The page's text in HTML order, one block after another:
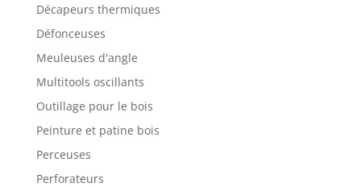
Décapeurs thermiques
Défonceuses
Meuleuses d'angle
Multitools oscillants
Outillage pour le bois
Peinture et patine bois
Perceuses
Perforateurs